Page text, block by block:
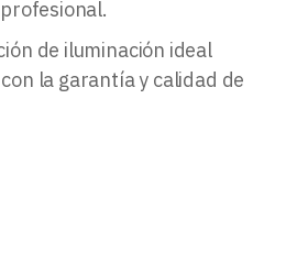
de iluminación ideal
la garantía y calidad de